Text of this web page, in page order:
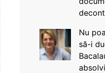
Nu
să-i